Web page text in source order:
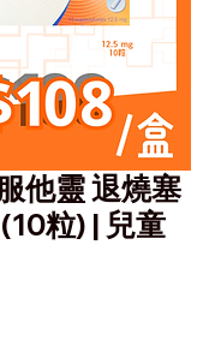
他靈 退燒塞
粒) | 兒童